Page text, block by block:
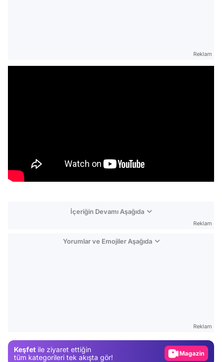
Reklam
İçeriğin Devamı Aşağıda
Reklam
Yorumlar ve Emojiler Aşağıda
Reklam
Keşfet ile ziyaret ettiğin
tüm kategorileri tek akışta gör!
Magazin